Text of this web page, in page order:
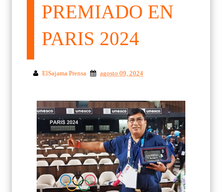
PREMIADO EN
PARIS 2024
ElSajama Prensa agosto 09, 2024